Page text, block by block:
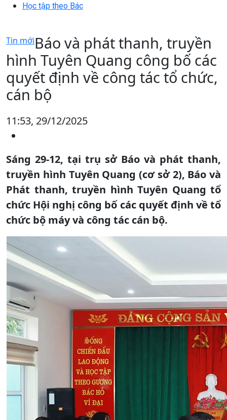
Học tập theo Bác
Tin mớiBáo và phát thanh, truyền
hình Tuyên Quang công bố các
quyết định về công tác tổ chức,
cán bộ
11:53, 29/12/2025
Sáng 29-12, tại trụ sở Báo và phát thanh,
truyền hình Tuyên Quang (cơ sở 2), Báo và
Phát thanh, truyền hình Tuyên Quang tổ
chức Hội nghị công bố các quyết định về tổ
chức bộ máy và công tác cán bộ.